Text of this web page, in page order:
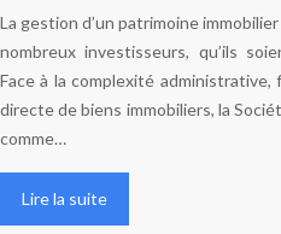
La gestion d’un patrimoine
nombreux investisseurs, qu’ils
Face à la complexité
directe de biens immobiliers, la
comme…
Lire la suite